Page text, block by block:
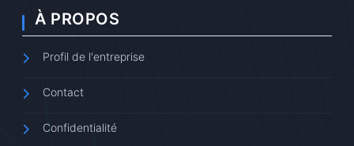
À PROPOS
Profil de l'entreprise
Contact
Confidentialité